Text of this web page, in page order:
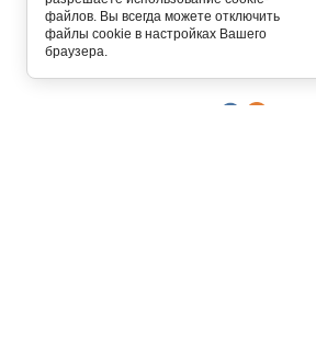
Copyright © 2012 - 2026
файлов. Вы всегда можете отключить
файлы cookie в настройках Вашего
браузера.